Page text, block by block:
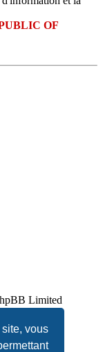
vous
OF
Limited